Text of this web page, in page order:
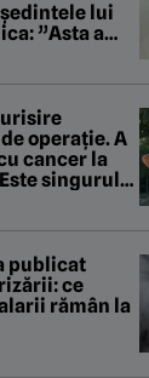
lui
”Asta a
operație. A
cancer la
singurul
ajute să
publicat
ce
rămân la